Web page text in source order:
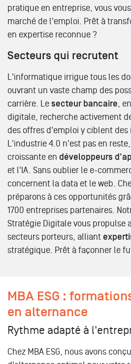
pratique en entreprise, vous
marché de l'emploi. Prêt à
en expertise reconnue ?
Secteurs qui recrutent
L'informatique irrigue tous les
ouvrant un vaste champ des
carrière. Le secteur bancaire,
digitale, recherche activement
des offres d'emploi y ciblent
L'industrie 4.0 n'est pas en
croissante en développeurs
et l'IA. Sans oublier le e-
concernent la data et le web.
préparons à ces opportunités
1700 entreprises partenaires.
Stratégie Digitale vous propulse
secteurs porteurs, alliant
stratégique. Prêt à façonner le
MBA ESG :
en alternance
Rythme adapté à
Chez MBA ESG, nous avons